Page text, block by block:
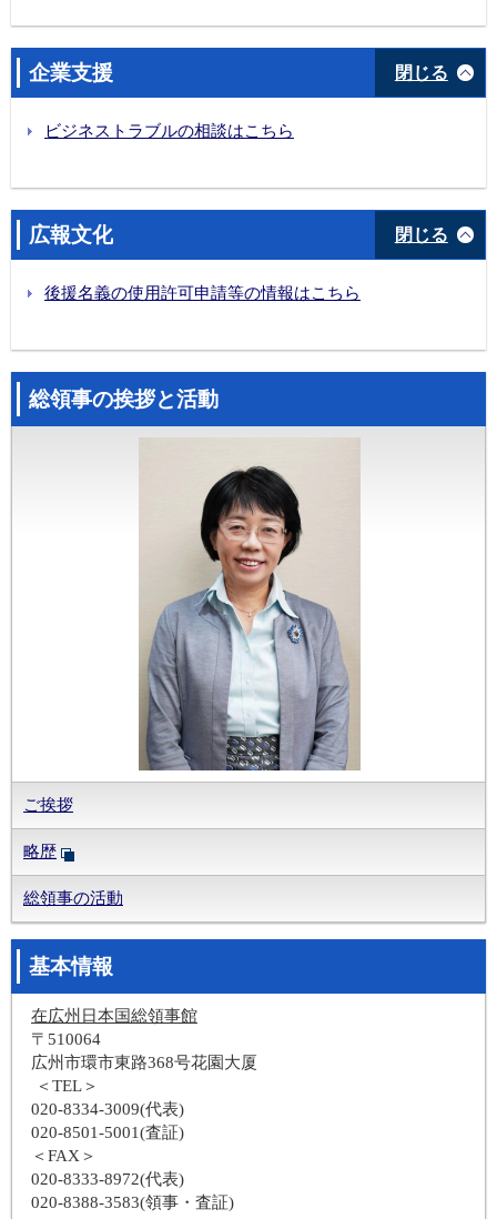
第4回在広州日本国総領事杯少年少女剣道錬成大会の開催(2025年7月20日)
貴島総領事が仏山市を訪問（2025年7月17日）
庄子農林水産大臣政務官の広州訪問（2025年6月26日）
貴島総領事が小原流いけばな広州支部華道教室を訪問（2025年6月21日）
当館主催の日本産花卉PRイベントを開催(2025年6月20日)
2025年度総領事杯ドラゴンボート大会の開催及び九江龍舟訓練基地への在外公館長表彰
企業支援 閉じる
ビジネストラブルの相談はこちら
広報文化 閉じる
後援名義の使用許可申請等の情報はこちら
総領事の挨拶と活動
ご挨拶
略歴
総領事の活動
基本情報
在広州日本国総領事館
〒510064
広州市環市東路368号花園大厦
＜TEL＞
020-8334-3009(代表)
020-8501-5001(査証)
＜FAX＞
020-8333-8972(代表)
020-8388-3583(領事・査証)